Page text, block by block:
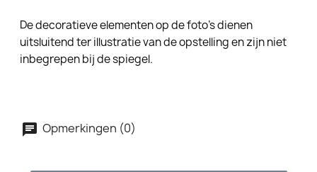
De decoratieve elementen op de foto's dienen
uitsluitend ter illustratie van de opstelling en zijn niet
inbegrepen bij de spiegel.
Opmerkingen (0)